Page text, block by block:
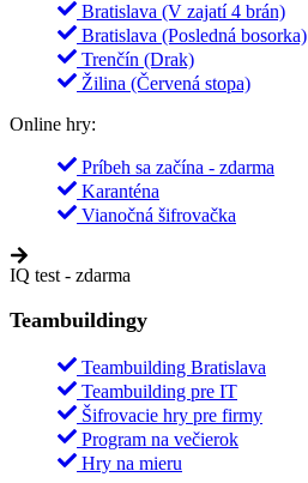
Bratislava (V zajatí 4 brán)
Bratislava (Posledná bosorka)
Trenčín (Drak)
Žilina (Červená stopa)
Online hry:
Príbeh sa začína - zdarma
Karanténa
Vianočná šifrovačka
IQ test - zdarma
Teambuildingy
Teambuilding Bratislava
Teambuilding pre IT
Šifrovacie hry pre firmy
Program na večierok
Hry na mieru